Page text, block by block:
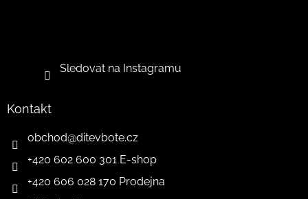
Sledovat na Instagramu
Kontakt
obchod@ditevbote.cz
+420 602 600 301 E-shop
+420 606 028 170 Prodejna